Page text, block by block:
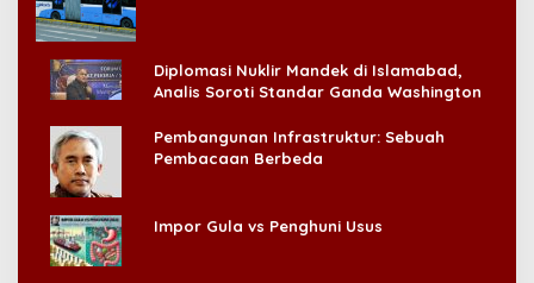
Diplomasi Nuklir Mandek di Islamabad,
Analis Soroti Standar Ganda Washington
Pembangunan Infrastruktur: Sebuah
Pembacaan Berbeda
Impor Gula vs Penghuni Usus